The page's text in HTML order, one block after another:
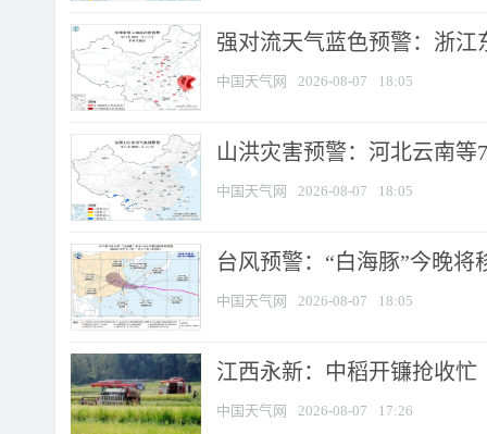
强对流天气蓝色预警：浙江
中国天气网 2026-08-07 18:05
山洪灾害预警：河北云南
中国天气网 2026-08-07 18:05
台风预警：“白海豚”今晚将
中国天气网 2026-08-07 18:05
江西永新：中稻开镰抢收忙
中国天气网 2026-08-07 17:26